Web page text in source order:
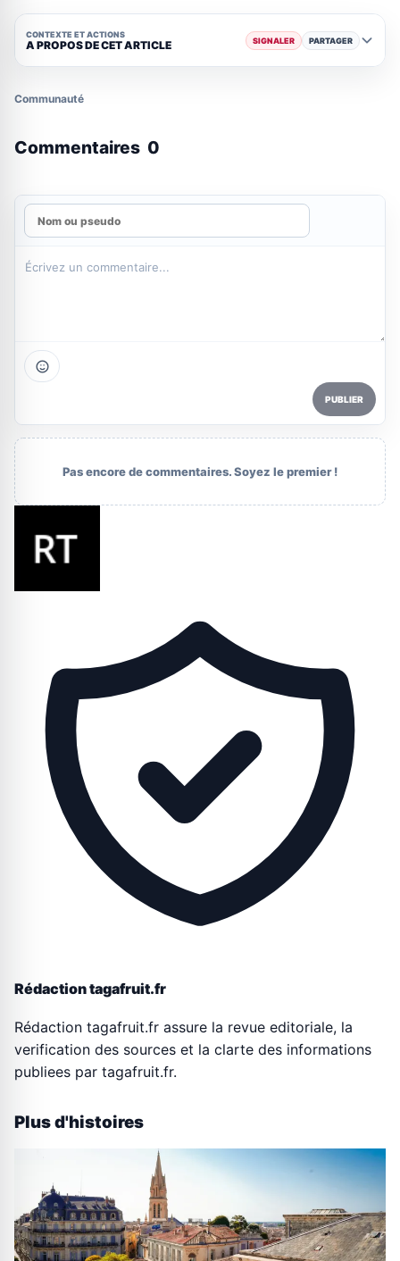
CONTEXTE ET ACTIONS
A PROPOS DE CET ARTICLE SIGNALER PARTAGER
Communauté
Commentaires 0
PUBLIER
Pas encore de commentaires. Soyez le premier !
Rédaction tagafruit.fr
Rédaction tagafruit.fr assure la revue editoriale, la
verification des sources et la clarte des informations
publiees par tagafruit.fr.
Plus d'histoires